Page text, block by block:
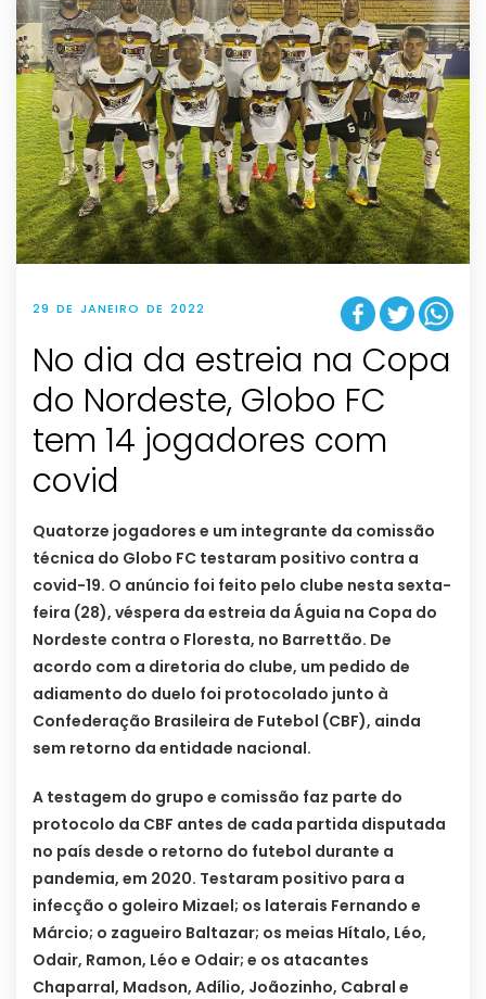
29 DE JANEIRO DE 2022
No dia da estreia na Copa
do Nordeste, Globo FC
tem 14 jogadores com
covid
Quatorze jogadores e um integrante da comissão
técnica do Globo FC testaram positivo contra a
covid-19. O anúncio foi feito pelo clube nesta sexta-
feira (28), véspera da estreia da Águia na Copa do
Nordeste contra o Floresta, no Barrettão. De
acordo com a diretoria do clube, um pedido de
adiamento do duelo foi protocolado junto à
Confederação Brasileira de Futebol (CBF), ainda
sem retorno da entidade nacional.
A testagem do grupo e comissão faz parte do
protocolo da CBF antes de cada partida disputada
no país desde o retorno do futebol durante a
pandemia, em 2020. Testaram positivo para a
infecção o goleiro Mizael; os laterais Fernando e
Márcio; o zagueiro Baltazar; os meias Hítalo, Léo,
Odair, Ramon, Léo e Odair; e os atacantes
Chaparral, Madson, Adílio, Joãozinho, Cabral e